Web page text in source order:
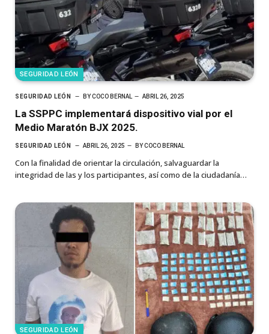
SEGURIDAD LEÓN
SEGURIDAD LEÓN BYCOCO BERNAL ABRIL 26, 2025
La SSPPC implementará dispositivo vial por el
Medio Maratón BJX 2025.
SEGURIDAD LEÓN ABRIL 26, 2025 BYCOCO BERNAL
Con la finalidad de orientar la circulación, salvaguardar la
integridad de las y los participantes, así como de la ciudadanía…
SEGURIDAD LEÓN